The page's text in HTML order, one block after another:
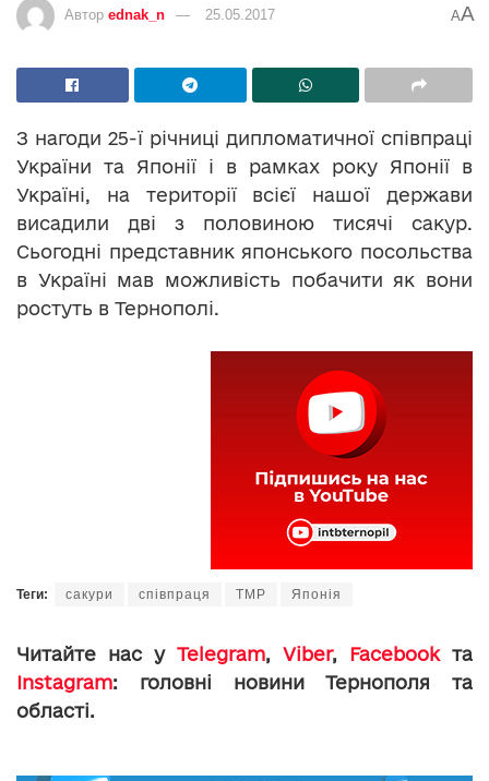
Автор ednak_n 25.05.2017 AA
З нагоди 25-ї річниці дипломатичної співпраці
України та Японії і в рамках року Японії в
Україні, на території всієї нашої держави
висадили дві з половиною тисячі сакур.
Сьогодні представник японського посольства
в Україні мав можливість побачити як вони
ростуть в Тернополі.
Теги: сакури співпраця ТМР Японія
Читайте нас у Telegram, Viber, Facebookта
Instagram: головні новини Тернополя та
області.